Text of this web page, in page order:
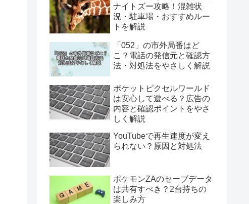
ナイトズー攻略！混雑状
況・駐車場・おすすめルー
トを解説
「052」の市外局番はど
こ？電話の発信元と確認方
法・対処法をやさしく解説
ポケットピクセルワールド
は安心して遊べる？広告の
内容と確認ポイントをやさ
しく解説
YouTubeで再生速度が変え
られない？原因と対処法
ポケモンZAのセーブデータ
は共有すべき？2台持ちの
楽しみ方